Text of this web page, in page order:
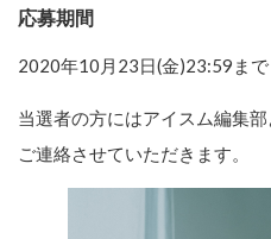
応募期間
2020年10月23日(金)23:59まで
当選者の方にはアイスム編集
ご連絡させていただきます。